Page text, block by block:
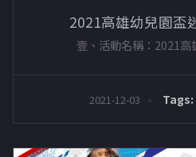
2021高雄幼兒園盃
壹、活動名稱：2021高
2021-12-03 Tags: